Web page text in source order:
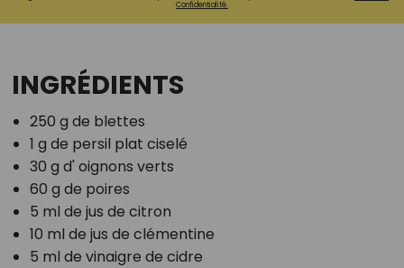
Confidentialité.
INGRÉDIENTS
250 g de blettes
1 g de persil plat ciselé
30 g d' oignons verts
60 g de poires
5 ml de jus de citron
10 ml de jus de clémentine
5 ml de vinaigre de cidre